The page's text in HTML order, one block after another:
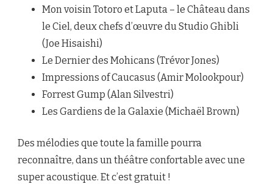
Mon voisin Totoro et Laputa – le Château dans
le Ciel, deux chefs d’œuvre du Studio Ghibli
(Joe Hisaishi)
Le Dernier des Mohicans (Trévor Jones)
Impressions of Caucasus (Amir Molookpour)
Forrest Gump (Alan Silvestri)
Les Gardiens de la Galaxie (Michaël Brown)
Des mélodies que toute la famille pourra
reconnaître, dans un théâtre confortable avec une
super acoustique. Et c’est gratuit !